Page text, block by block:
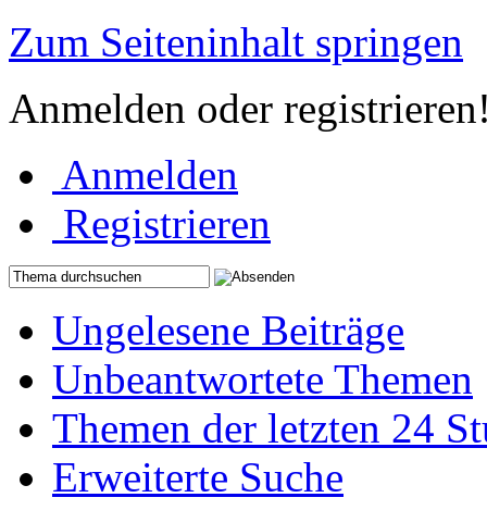
Zum Seiteninhalt springen
Anmelden oder
Anmelden
Registrieren
Ungelesene Beiträge
Unbeantwortete Themen
Themen der letzten 24
Erweiterte Suche